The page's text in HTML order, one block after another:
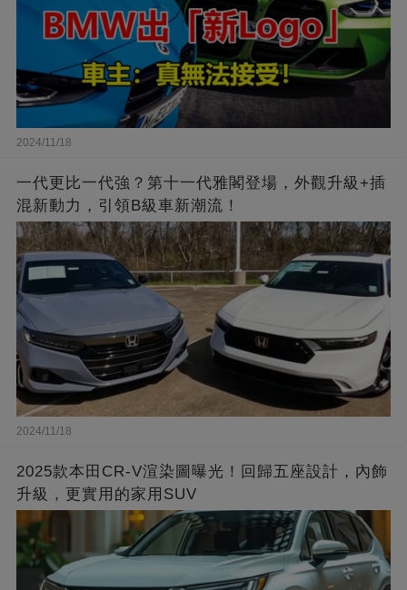
2024/11/18
一代更比一代強？第十一代雅閣登場，外觀升級+插
混新動力，引領B級車新潮流！
2024/11/18
2025款本田CR-V渲染圖曝光！回歸五座設計，內飾
升級，更實用的家用SUV